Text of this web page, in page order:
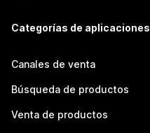
Categorías de aplicaciones
Canales de venta
Búsqueda de productos
Venta de productos